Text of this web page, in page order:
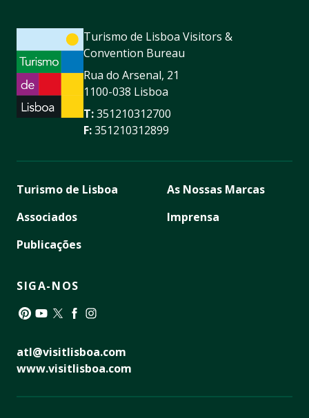
Turismo de Lisboa Visitors &
Convention Bureau
Rua do Arsenal, 21
1100-038 Lisboa
T:351210312700
F:351210312899
Turismo de Lisboa
Associados
Publicações
As Nossas Marcas
Imprensa
SIGA-NOS
atl@visitlisboa.com
www.visitlisboa.com